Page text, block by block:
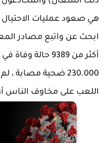
هي صعود عمليات
ابحث عن واتبع مصادر
أكثر من 9389
230.000 ضحية مصابة
اللعب على مخاوف الناس